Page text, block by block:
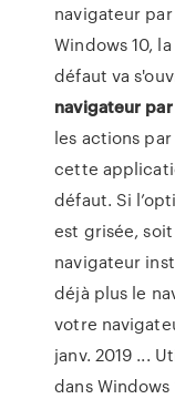
navigateur
Windows 10,
défaut va
navigateur
les actions
cette
défaut. Si
est grisée, soit
navigateur
déjà plus le
votre
janv. 2019 ...
dans